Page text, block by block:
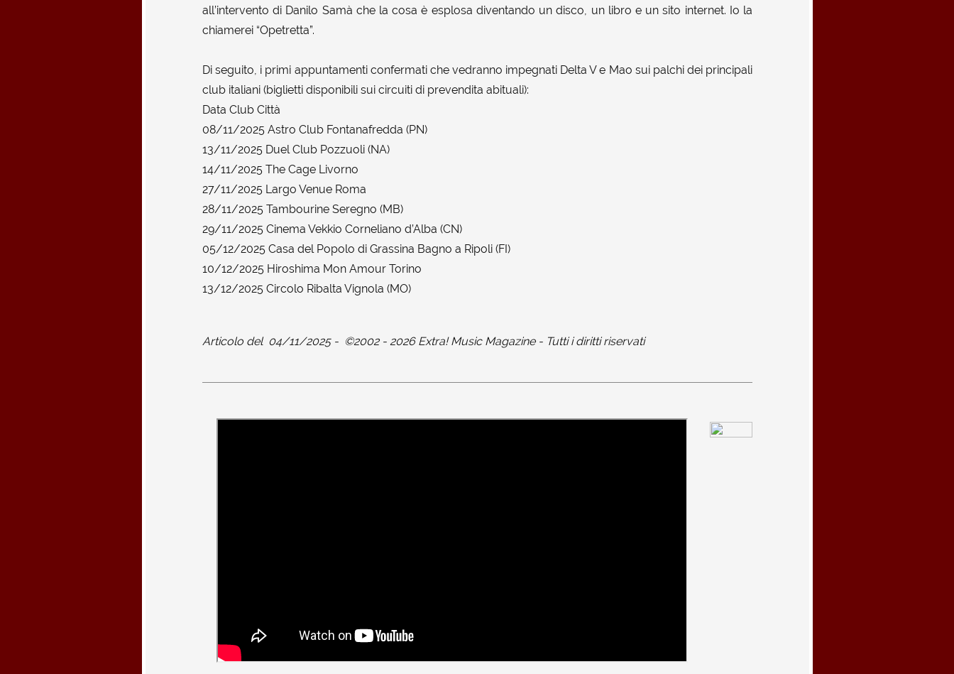
all’intervento di Danilo Samà che la cosa è esplosa diventando un disco, un libro e un sito internet. Io la
chiamerei “Opetretta”.
Di seguito, i primi appuntamenti confermati che vedranno impegnati Delta V e Mao sui palchi dei principali
club italiani (biglietti disponibili sui circuiti di prevendita abituali):
Data Club Città
08/11/2025 Astro Club Fontanafredda (PN)
13/11/2025 Duel Club Pozzuoli (NA)
14/11/2025 The Cage Livorno
27/11/2025 Largo Venue Roma
28/11/2025 Tambourine Seregno (MB)
29/11/2025 Cinema Vekkio Corneliano d’Alba (CN)
05/12/2025 Casa del Popolo di Grassina Bagno a Ripoli (FI)
10/12/2025 Hiroshima Mon Amour Torino
13/12/2025 Circolo Ribalta Vignola (MO)
Articolo del 04/11/2025- ©2002 - 2026 Extra! Music Magazine - Tutti i diritti riservati